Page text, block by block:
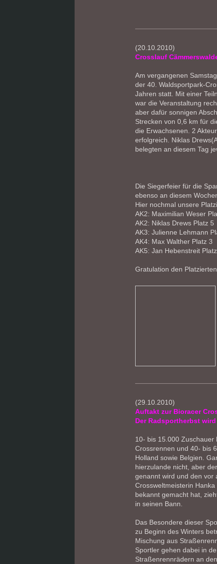
(20.10.2010)
Crosslauf
Am vergangenen
der 40. Waldsportpark-
Jahren statt. Mit einer
war die Veranstaltung
aber dafür sonnigen
Strecken von 0,6 km für
die Erwachsenen. 2
erfolgreich. Niklas
belegten an diesem Tag
Die Siegerfeier für die
ebenso an diesem
Hier nochmal unsere
AK2: Maximilian Weser
AK2: Niklas Drews Platz 5
AK3: Julienne Lehmann
AK4: Max Walther Platz 3
AK5: Jan Hebenstreit
Gratulation den
(29.10.2010)
Auftakt zur Bioracer
Der Radsportherbst
10- bis 15.000
Crossrennen und 40- bis
Holland sowie Belgien.
hierzulande nicht, aber
genannt wird und den vor
Crossweltmeisterin
bekannt gemacht hat,
in seinen Bann.
Das Besondere dieser
zu Beginn des Winters
Mischung aus
Sportler gehen dabei in
Straßenrennrädern an